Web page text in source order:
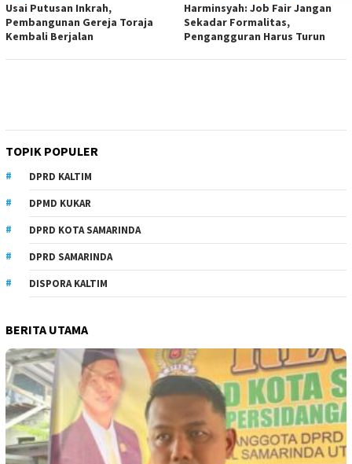
Usai Putusan Inkrah,
Pembangunan Gereja Toraja
Kembali Berjalan
Harminsyah: Job Fair Jangan
Sekadar Formalitas,
Pengangguran Harus Turun
TOPIK POPULER
DPRD KALTIM
DPMD KUKAR
DPRD KOTA SAMARINDA
DPRD SAMARINDA
DISPORA KALTIM
BERITA UTAMA